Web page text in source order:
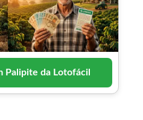
Palipite da Lotofácil